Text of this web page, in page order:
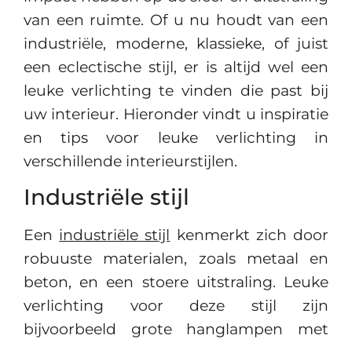
van een ruimte. Of u nu houdt van een
industriële, moderne, klassieke, of juist
een eclectische stijl, er is altijd wel een
leuke verlichting te vinden die past bij
uw interieur. Hieronder vindt u inspiratie
en tips voor leuke verlichting in
verschillende interieurstijlen.
Industriële stijl
Een industriële stijl kenmerkt zich door
robuuste materialen, zoals metaal en
beton, en een stoere uitstraling. Leuke
verlichting voor deze stijl zijn
bijvoorbeeld grote hanglampen met